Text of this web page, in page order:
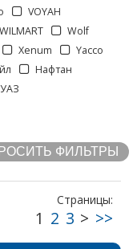
VOYAH
WILMART
Wolf
Xenum
Yacco
Нафтан
УАЗ
Страницы: